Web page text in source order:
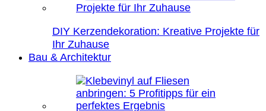
DIY Kerzendekoration: Kreative Projekte für
Ihr Zuhause
Bau & Architektur